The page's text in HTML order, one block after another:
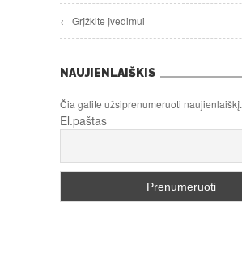
← Grįžkite įvedimui
NAUJIENLAIŠKIS
Čia galite užsiprenumeruoti naujienlaiškį.
El.paštas